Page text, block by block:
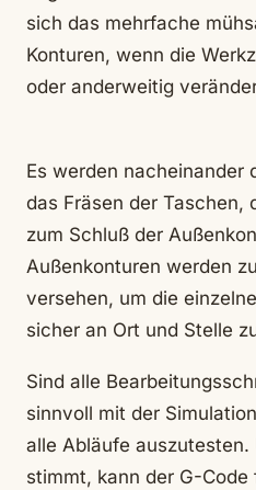
sich das mehrfache
Konturen, wenn die
oder anderweitig
Es werden nacheinander
das Fräsen der Taschen,
zum Schluß der
Außenkonturen werden
versehen, um die
sicher an Ort und Stelle
Sind alle
sinnvoll mit der
alle Abläufe auszutesten.
stimmt, kann der G-